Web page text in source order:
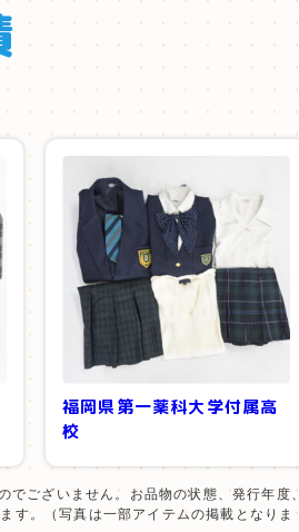
福岡県第一薬科大学付属高
校
ございません。お品物の状態、発行年度、
す。（写真は一部アイテムの掲載となりま